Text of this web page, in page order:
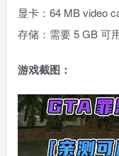
显卡：64 MB video
存储：需要 5 GB 可
游戏截图：